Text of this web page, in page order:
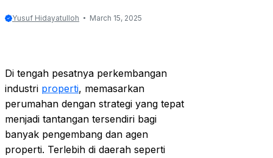
Yusuf Hidayatulloh March 15, 2025
Di tengah pesatnya perkembangan
industri properti, memasarkan
perumahan dengan strategi yang tepat
menjadi tantangan tersendiri bagi
banyak pengembang dan agen
properti. Terlebih di daerah seperti